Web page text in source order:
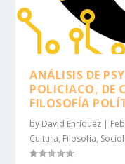
ANÁLISIS DE
POLICIACO, DE
FILOSOFÍA
by David Enríquez |
Cultura, Filosofía,